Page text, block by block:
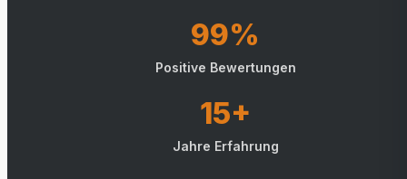
99%
Positive Bewertungen
15+
Jahre Erfahrung